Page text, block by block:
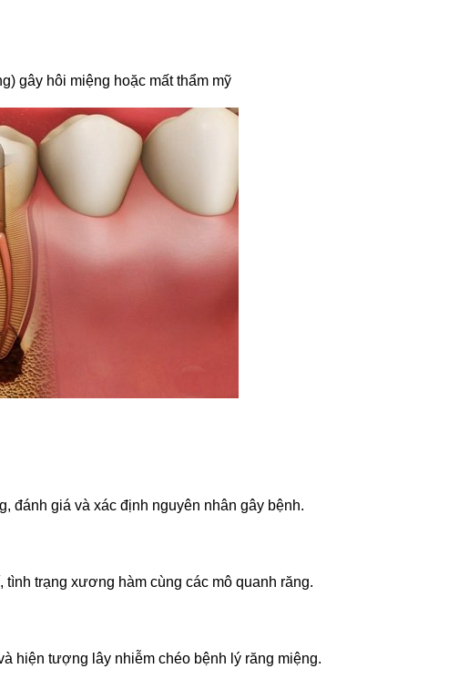
gây hôi miệng hoặc mất thẩm mỹ
đánh giá và xác định nguyên nhân gây bệnh.
trạng xương hàm cùng các mô quanh răng.
hiện tượng lây nhiễm chéo bệnh lý răng miệng.